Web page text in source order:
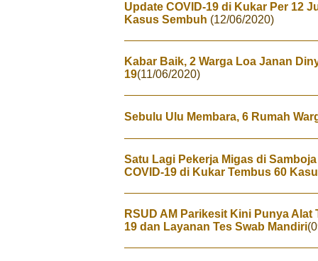
Update COVID-19 di Kukar Per 12
Kasus Sembuh (12/06/2020)
Kabar Baik, 2 Warga Loa Janan
19(11/06/2020)
Sebulu Ulu Membara, 6 Rumah
Satu Lagi Pekerja Migas di
COVID-19 di Kukar Tembus 60
RSUD AM Parikesit Kini Punya Alat
19 dan Layanan Tes Swab Mandiri